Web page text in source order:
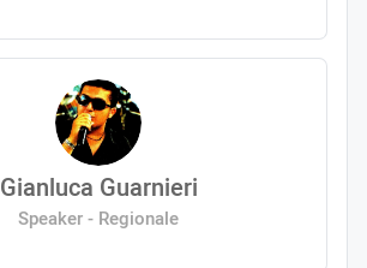
Gianluca Guarnieri
Speaker - Regionale